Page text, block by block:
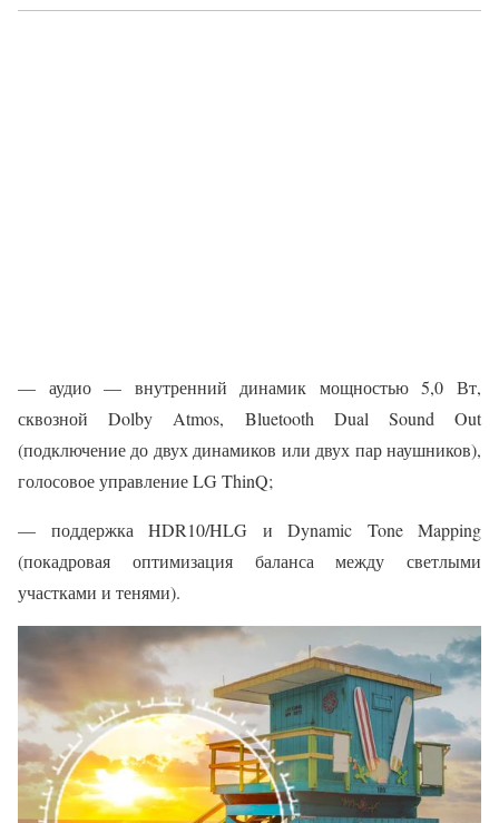
— аудио — внутренний динамик мощностью 5,0 Вт,
сквозной Dolby Atmos, Bluetooth Dual Sound Out
(подключение до двух динамиков или двух пар наушников),
голосовое управление LG ThinQ;
— поддержка HDR10/HLG и Dynamic Tone Mapping
(покадровая оптимизация баланса между светлыми
участками и тенями).